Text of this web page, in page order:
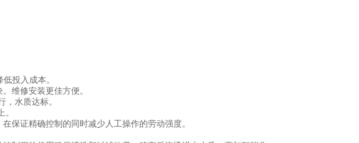
投入成本。
维修安装更佳方便。
水质达标。
证精确控制的同时减少人工操作的劳动强度。